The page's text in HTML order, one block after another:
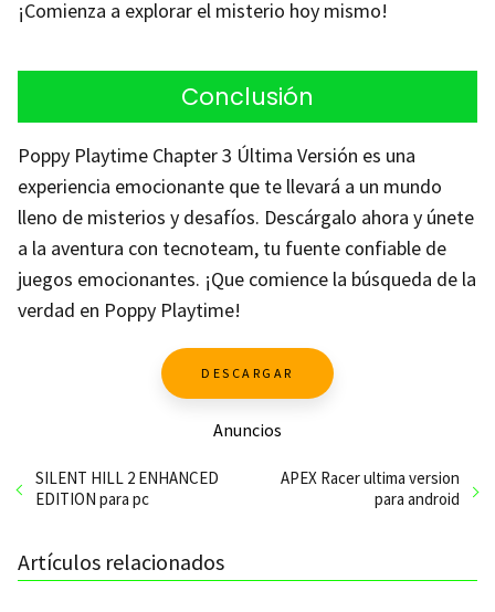
¡Comienza a explorar el misterio hoy mismo!
Conclusión
Poppy Playtime Chapter 3 Última Versión es una
experiencia emocionante que te llevará a un mundo
lleno de misterios y desafíos. Descárgalo ahora y únete
a la aventura con tecnoteam, tu fuente confiable de
juegos emocionantes. ¡Que comience la búsqueda de la
verdad en Poppy Playtime!
DESCARGAR
Anuncios
SILENT HILL 2 ENHANCED
EDITION para pc
APEX Racer ultima version
para android
Artículos relacionados